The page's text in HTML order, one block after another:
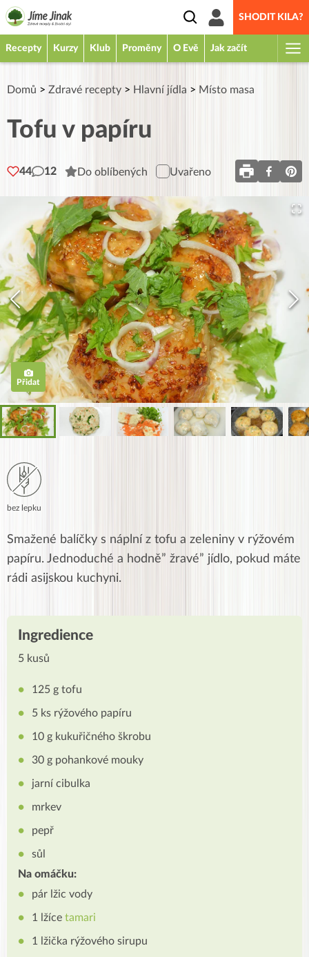
SHODIT KILA?
Recepty Kurzy Klub Proměny O Evě Jak začít
Domů > Zdravé recepty > Hlavní jídla > Místo masa
Tofu v papíru
44 12 Do oblíbených Uvařeno
Přidat
bez lepku
Smažené balíčky s náplní z tofu a zeleniny v rýžovém
papíru. Jednoduché a hodně” žravé” jídlo, pokud máte
rádi asijskou kuchyni.
Ingredience
5 kusů
125 g tofu
5 ks rýžového papíru
10 g kukuřičného škrobu
30 g pohankové mouky
jarní cibulka
mrkev
pepř
sůl
Na omáčku:
pár lžic vody
1 lžíce tamari
1 lžička rýžového sirupu